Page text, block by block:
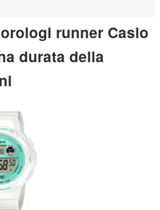
runner Casio
durata della